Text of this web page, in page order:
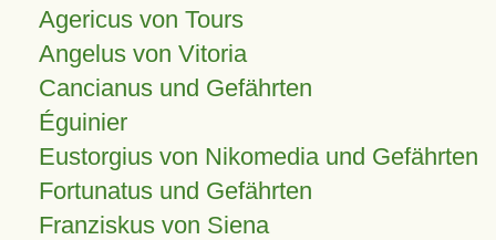
Agericus von Tours
Angelus von Vitoria
Cancianus und Gefährten
Éguinier
Eustorgius von Nikomedia und Gefährten
Fortunatus und Gefährten
Franziskus von Siena